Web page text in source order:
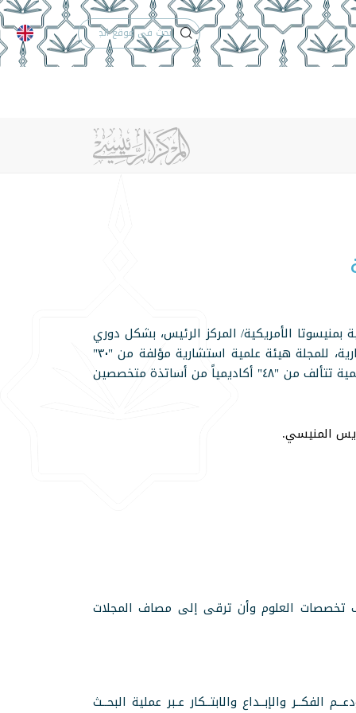
التقويم الجامعي
الأمريكية/ المركز الرئيس، بشكل دوري
ربع سنوي منتظم، تعنى بنشر كافة الأبحاث العلمية والإنسانية والإدارية، للمجلة هيئة علمية استشارية مؤلفة من "٣٠"
أكاديمياً رفيعي المستوى من دول عربية وأجنبية، ولها هيئة تحرير علمية تتألف من "٤٨" أكاديمياً من أساتذة متخصصين
المنيسي.
تخصصات العلوم وأن ترقى إلى مصاف المجلات
الفكــر والإبــداع والابتــكار عـبر عملية البحــث